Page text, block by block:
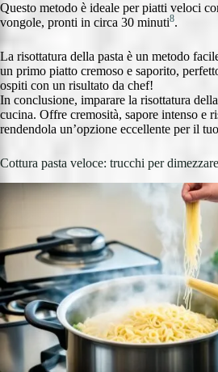
Questo metodo è ideale per piatti veloci
vongole, pronti in circa 30 minuti8.
La risottatura della pasta è un metodo
un primo piatto cremoso e saporito,
ospiti con un risultato da chef!
In conclusione, imparare la risottatura
cucina. Offre cremosità, sapore intenso e
rendendola un’opzione eccellente per il
Cottura pasta veloce: trucchi per